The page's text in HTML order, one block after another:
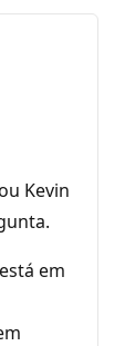
Kevin
em